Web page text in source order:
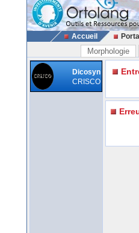
Accueil
Morphologie
Dicosyn
CRISCO